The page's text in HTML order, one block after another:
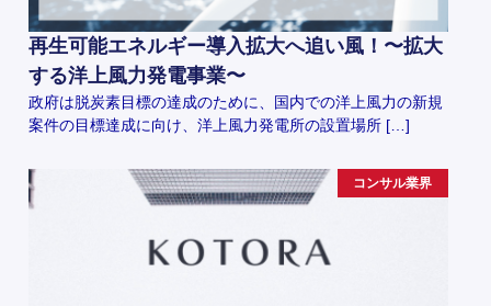
再生可能エネルギー導入拡大へ追い風！〜拡大
する洋上風力発電事業〜
政府は脱炭素目標の達成のために、国内での洋上風力の新規
案件の目標達成に向け、洋上風力発電所の設置場所 […]
コンサル業界